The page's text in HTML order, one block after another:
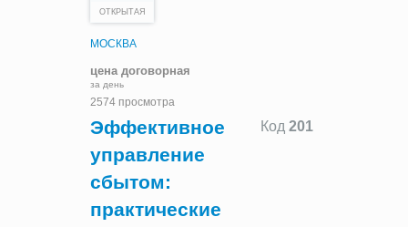
ОТКРЫТАЯ
МОСКВА
цена договорная
за день
2574 просмотра
Код 201
Эффективное
управление
сбытом:
практические